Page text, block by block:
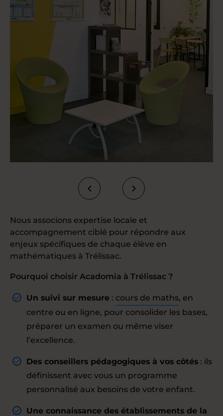
Nous associons expertise locale et
accompagnement ciblé pour répondre aux
enjeux spécifiques de chaque élève en
mathématiques à Trélissac.
Pourquoi choisir Acadomia à Trélissac ?
Un suivi sur mesure : cours de maths, en
centre ou en ligne, pour consolider les bases,
préparer un examen ou même viser
l’excellence.
Des conseillers pédagogiques à vos côtés : ils
définissent avec vous un programme
personnalisé aux besoins de votre enfant.
Une connaissance des établissements de la